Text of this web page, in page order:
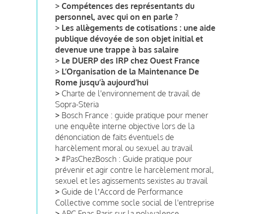
> Compétences des représentants du
personnel, avec qui on en parle ?
> Les allègements de cotisations : une aide
publique dévoyée de son objet initial et
devenue une trappe à bas salaire
> Le DUERP des IRP chez Ouest France
> L’Organisation de la Maintenance De
Rome jusqu’à aujourd’hui
> Charte de l'environnement de travail de
Sopra-Steria
> Bosch France : guide pratique pour mener
une enquête interne objective lors de la
dénonciation de faits éventuels de
harcèlement moral ou sexuel au travail
> #PasChezBosch : Guide pratique pour
prévenir et agir contre le harcèlement moral,
sexuel et les agissements sexistes au travail
> Guide de lʼAccord de Performance
Collective comme socle social de l'entreprise